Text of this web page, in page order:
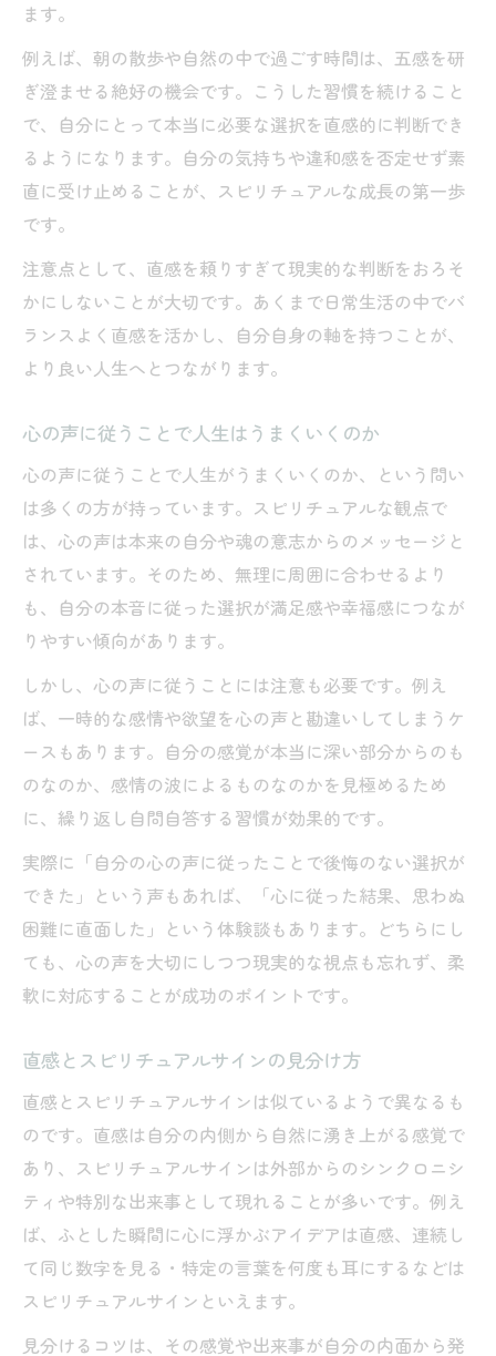
ます。
例えば、朝の散歩や自然の中で過ごす時間は、五感を研
ぎ澄ませる絶好の機会です。こうした習慣を続けること
で、自分にとって本当に必要な選択を直感的に判断でき
るようになります。自分の気持ちや違和感を否定せず素
直に受け止めることが、スピリチュアルな成長の第一歩
です。
注意点として、直感を頼りすぎて現実的な判断をおろそ
かにしないことが大切です。あくまで日常生活の中でバ
ランスよく直感を活かし、自分自身の軸を持つことが、
より良い人生へとつながります。
心の声に従うことで人生はうまくいくのか
心の声に従うことで人生がうまくいくのか、という問い
は多くの方が持っています。スピリチュアルな観点で
は、心の声は本来の自分や魂の意志からのメッセージと
されています。そのため、無理に周囲に合わせるより
も、自分の本音に従った選択が満足感や幸福感につなが
りやすい傾向があります。
しかし、心の声に従うことには注意も必要です。例え
ば、一時的な感情や欲望を心の声と勘違いしてしまうケ
ースもあります。自分の感覚が本当に深い部分からのも
のなのか、感情の波によるものなのかを見極めるため
に、繰り返し自問自答する習慣が効果的です。
実際に「自分の心の声に従ったことで後悔のない選択が
できた」という声もあれば、「心に従った結果、思わぬ
困難に直面した」という体験談もあります。どちらにし
ても、心の声を大切にしつつ現実的な視点も忘れず、柔
軟に対応することが成功のポイントです。
直感とスピリチュアルサインの見分け方
直感とスピリチュアルサインは似ているようで異なるも
のです。直感は自分の内側から自然に湧き上がる感覚で
あり、スピリチュアルサインは外部からのシンクロニシ
ティや特別な出来事として現れることが多いです。例え
ば、ふとした瞬間に心に浮かぶアイデアは直感、連続し
て同じ数字を見る・特定の言葉を何度も耳にするなどは
スピリチュアルサインといえます。
見分けるコツは、その感覚や出来事が自分の内面から発